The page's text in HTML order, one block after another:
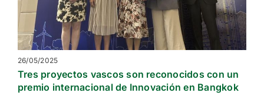
26/05/2025
Tres proyectos vascos son reconocidos con un
premio internacional de Innovación en Bangkok